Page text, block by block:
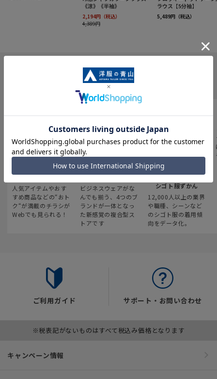
INFORMATION
最新のお買い得情報
人気アイテムやおす
すめ商品などの“おト
ク“が満載のチラシが
Webでも見られる！
スーツスクエア
ビジネスウェアがな
んでも揃う、4つのブ
ランドが一体となっ
た新感覚の複合型ス
トアです
みんなの
シゴト服ずかん
12,000人以上の業界
や職種、シーンなど
のシゴト服の着用傾
向をデータ化。
ご利用ガイド サポート・お問い合わせ
※税表記がないものはすべて税込み価格となります
キャンペーン情報